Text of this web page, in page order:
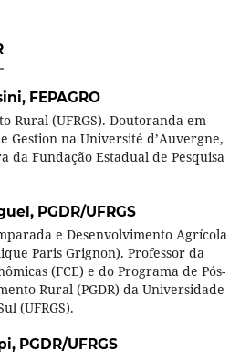
FEPAGRO
Rural (UFRGS). Doutoranda em
Gestion na Université d’Auvergne,
da Fundação Estadual de Pesquisa
PGDR/UFRGS
e Desenvolvimento Agrícola
Paris Grignon). Professor da
(FCE) e do Programa de Pós-
Rural (PGDR) da Universidade
(UFRGS).
PGDR/UFRGS